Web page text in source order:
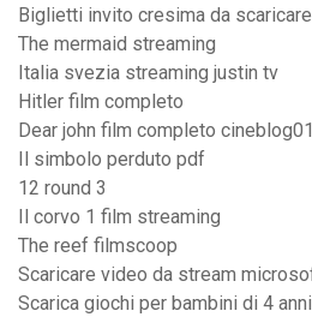
Biglietti invito cresima da
The mermaid streaming
Italia svezia streaming justin tv
Hitler film completo
Dear john film completo cineblog01
Il simbolo perduto pdf
12 round 3
Il corvo 1 film streaming
The reef filmscoop
Scaricare video da stream
Scarica giochi per bambini di 4 anni